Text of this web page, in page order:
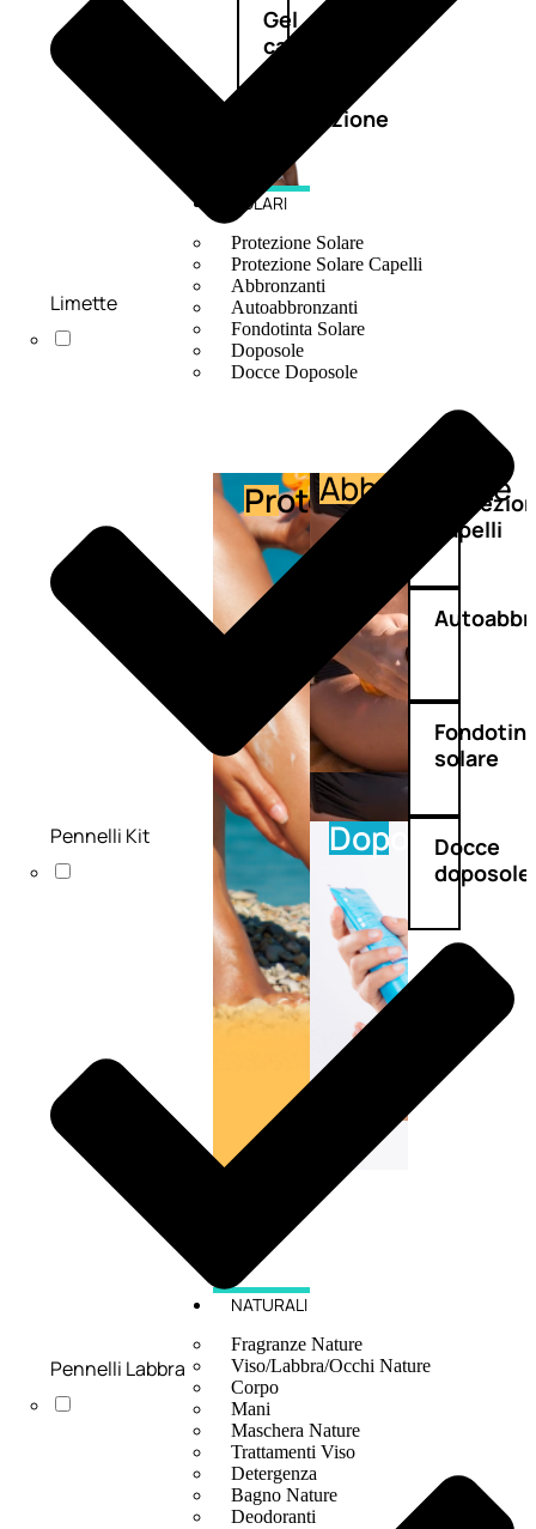
Gel
capelli
Colorazione
SOLARI
Protezione Solare
Protezione Solare Capelli
Abbronzanti
Autoabbronzanti
Fondotinta Solare
Doposole
Docce Doposole
ProtezioneAbbronzante
Doposole
capelli
solare
Docce
doposole
NATURALI
Fragranze Nature
Viso/Labbra/Occhi Nature
Corpo
Mani
Maschera Nature
Trattamenti Viso
Detergenza
Bagno Nature
Deodoranti
Limette
Pennelli Kit
Pennelli Labbra